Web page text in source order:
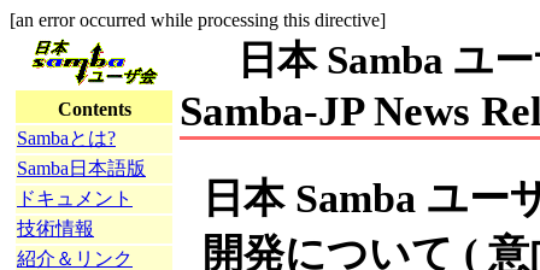
[an error occurred while processing this directive]
Contents
Sambaとは?
Samba日本語版
ドキュメント
技術情報
紹介＆リンク
日本 Samba ユ
Samba-JP News
日本 Samba ユー
開発について (